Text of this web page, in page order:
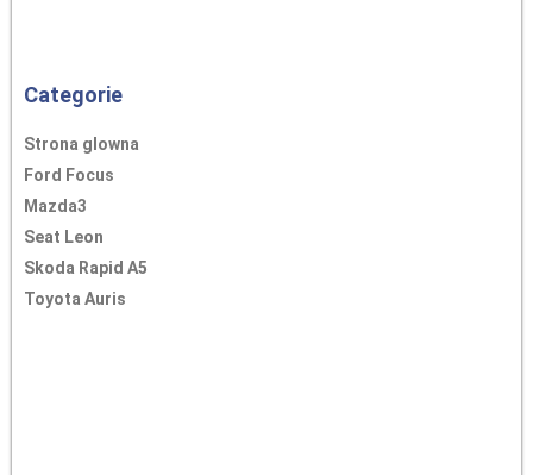
Categorie
Strona glowna
Ford Focus
Mazda3
Seat Leon
Skoda Rapid A5
Toyota Auris